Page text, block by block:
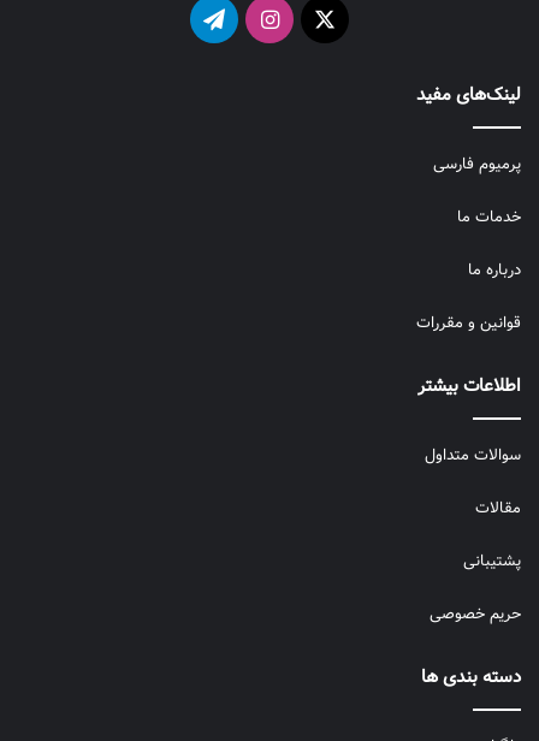
X اینستاگرامتلگرام
لینک‌های مفید
پرمیوم فارسی
خدمات ما
درباره ما
قوانین و مقررات
اطلاعات بیشتر
سوالات متداول
مقالات
پشتیبانی
حریم خصوصی
دسته بندی ها